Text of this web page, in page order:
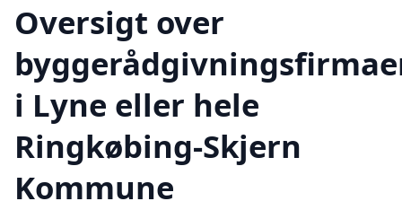
Oversigt over
i Lyne eller hele
Ringkøbing-Skjern
Kommune